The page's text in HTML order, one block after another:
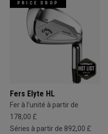
PRICE DROP
Fers Elyte HL
Fer à l'unité à partir de
178,00 £
Séries à partir de 892,00 £